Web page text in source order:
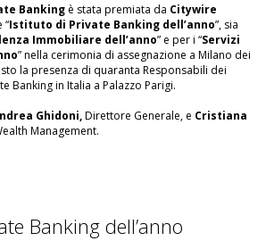
Banking è stata premiata da Citywire
“Istituto di Private Banking dell’anno”, sia
Immobiliare dell’anno” e per i “Servizi
” nella cerimonia di assegnazione a Milano dei
la presenza di quaranta Responsabili dei
Banking in Italia a Palazzo Parigi.
Ghidoni,Direttore Generale, e Cristiana
Management.
Banking dell’anno